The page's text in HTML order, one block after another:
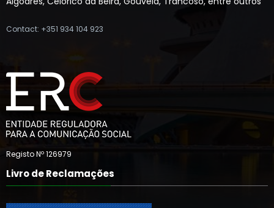
Contact: +351 934 104 923
Registo Nº 126979
Livro de Reclamações